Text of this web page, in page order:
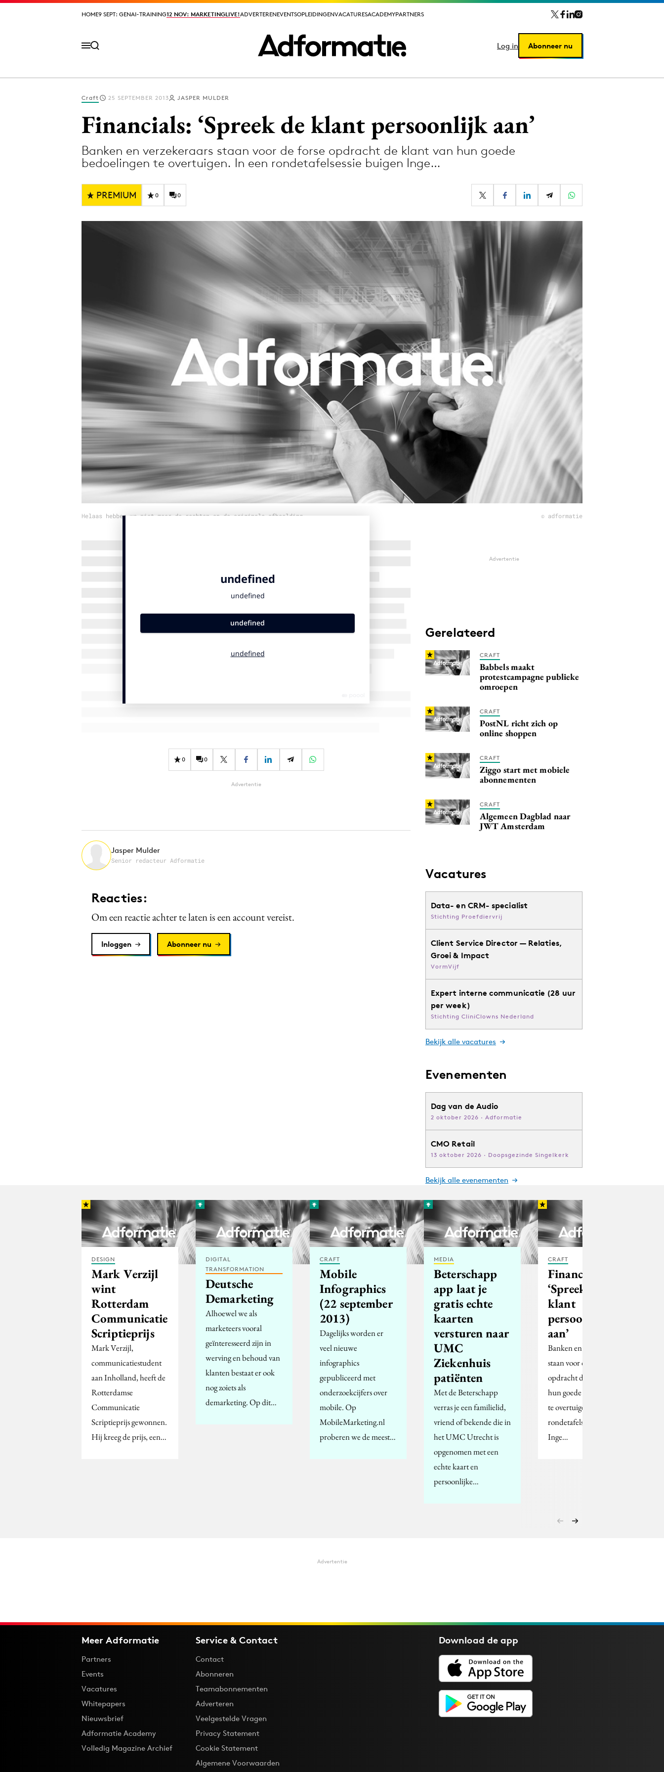
HOME9 SEPT: GENAI-TRAINING12 NOV: MARKETINGLIVE!ADVERTERENEVENTSOPLEIDINGENVACATURESACADEMYPARTNERS
Log in Abonneer nu
HOME9 SEPT: GENAI-TRAINING12 NOV: MARKETINGLIVE!ADVERTERENEVENTSOPLEIDINGENVACATURESACADEMYPARTNERS
Log in Abonneer nu
Digital transformation
Diversiteit
Effectiviteit
Influencer marketing
Interne communicatie
Programmatic
Purpose Marketing
Reputatie & crisis
Craft 25 SEPTEMBER 2013 JASPER MULDER
Financials: ‘Spreek de klant persoonlijk aan’
Banken en verzekeraars staan voor de forse opdracht de klant van hun goede
bedoelingen te overtuigen. In een rondetafelsessie buigen Inge…
PREMIUM 0 0
Helaas hebben we niet meer de rechten op de originele afbeelding © adformatie
0 0
Advertentie
Jasper Mulder
Senior redacteur Adformatie
Reacties:
Om een reactie achter te laten is een account vereist.
Inloggen Abonneer nu
Advertentie
Gerelateerd
CRAFT
Babbels maakt
protestcampagne publieke
omroepen
CRAFT
PostNL richt zich op
online shoppen
CRAFT
Ziggo start met mobiele
abonnementen
CRAFT
Algemeen Dagblad naar
JWT Amsterdam
Vacatures
Data- en CRM- specialist
Stichting Proefdiervrij
Client Service Director — Relaties,
Groei & Impact
VormVijf
Expert interne communicatie (28 uur
per week)
Stichting CliniClowns Nederland
Bekijk alle vacatures
Evenementen
Dag van de Audio
2 oktober 2026 · Adformatie
CMO Retail
13 oktober 2026 · Doopsgezinde Singelkerk
Bekijk alle evenementen
DESIGN
Mark Verzijl
wint
Rotterdam
Communicatie
Scriptieprijs
Mark Verzijl,
communicatiestudent
aan Inholland, heeft de
Rotterdamse
Communicatie
Scriptieprijs gewonnen.
Hij kreeg de prijs, een…
DIGITAL
TRANSFORMATION
Deutsche
Demarketing
Alhoewel we als
marketeers vooral
geïnteresseerd zijn in
werving en behoud van
klanten bestaat er ook
nog zoiets als
demarketing. Op dit…
CRAFT
Mobile
Infographics
(22 september
2013)
Dagelijks worden er
veel nieuwe
infographics
gepubliceerd met
onderzoekcijfers over
mobile. Op
MobileMarketing.nl
proberen we de meest…
MEDIA
Beterschapp
app laat je
gratis echte
kaarten
versturen naar
UMC
Ziekenhuis
patiënten
Met de Beterschapp
verras je een familielid,
vriend of bekende die in
het UMC Utrecht is
opgenomen met een
echte kaart en
persoonlijke…
CRAFT
Financials:
‘Spreek de
klant
persoonlijk
aan’
Banken en verzekeraars
staan voor de forse
opdracht de klant van
hun goede bedoelingen
te overtuigen. In een
rondetafelsessie buigen
Inge…
Advertentie
Meer Adformatie
Partners
Events
Vacatures
Whitepapers
Nieuwsbrief
Adformatie Academy
Volledig Magazine Archief
Service & Contact
Contact
Abonneren
Teamabonnementen
Adverteren
Veelgestelde Vragen
Privacy Statement
Cookie Statement
Algemene Voorwaarden
Download deapp